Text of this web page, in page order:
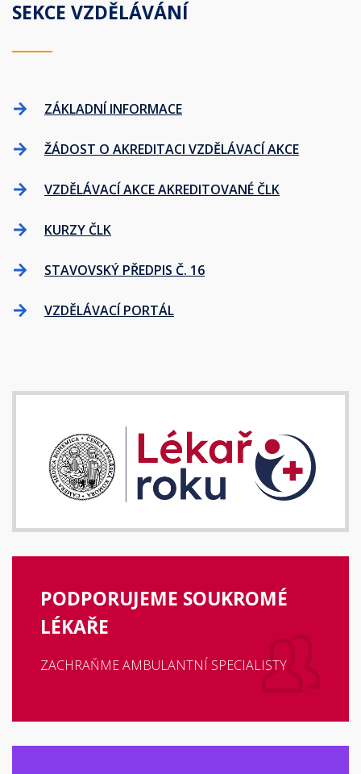
SEKCE VZDĚLÁVÁNÍ
ZÁKLADNÍ INFORMACE
ŽÁDOST O AKREDITACI VZDĚLÁVACÍ AKCE
VZDĚLÁVACÍ AKCE AKREDITOVANÉ ČLK
KURZY ČLK
STAVOVSKÝ PŘEDPIS Č. 16
VZDĚLÁVACÍ PORTÁL
PODPORUJEME SOUKROMÉ
LÉKAŘE
ZACHRAŇME AMBULANTNÍ SPECIALISTY